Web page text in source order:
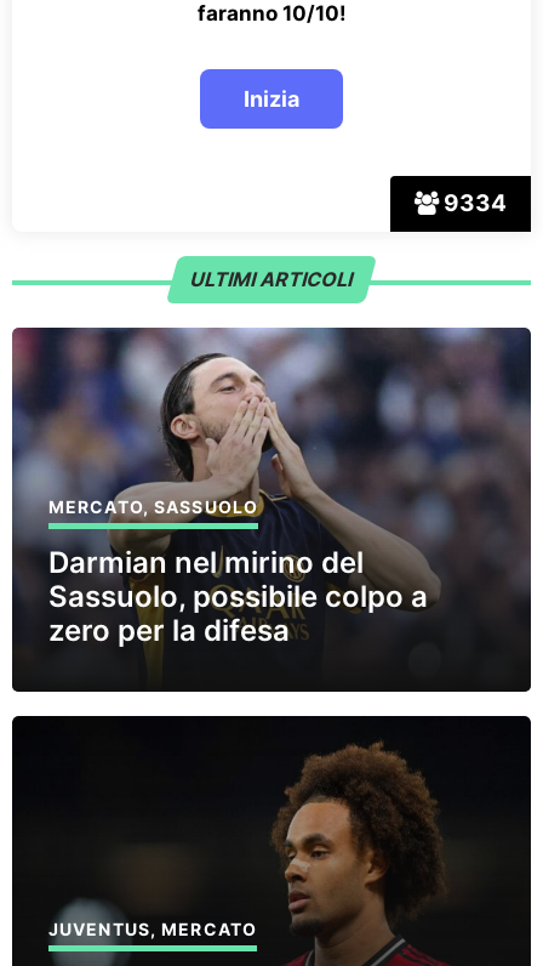
9334
faranno 10/10!
ULTIMI ARTICOLI
MERCATO,SASSUOLO
Darmian nel mirino del
Sassuolo, possibile colpo a
zero per la difesa
JUVENTUS,MERCATO